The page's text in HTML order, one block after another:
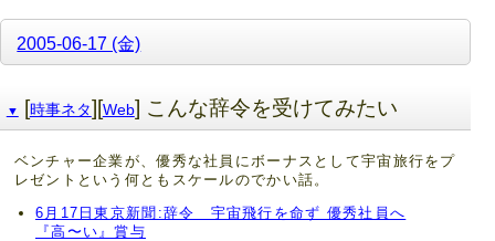
2005-06-17 (金)
▼ [時事ネタ][Web] こんな辞令を受けてみたい
ベンチャー企業が、優秀な社員にボーナスとして宇宙旅行をプ
レゼントという何ともスケールのでかい話。
6月17日東京新聞:辞令 宇宙飛行を命ず 優秀社員へ
『高〜い』賞与